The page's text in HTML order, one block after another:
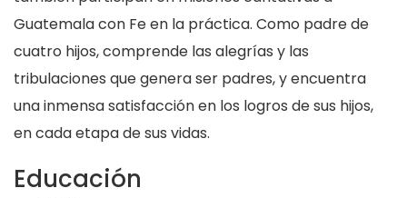
Guatemala con Fe en la práctica. Como padre de
cuatro hijos, comprende las alegrías y las
tribulaciones que genera ser padres, y encuentra
una inmensa satisfacción en los logros de sus hijos,
en cada etapa de sus vidas.
Educación